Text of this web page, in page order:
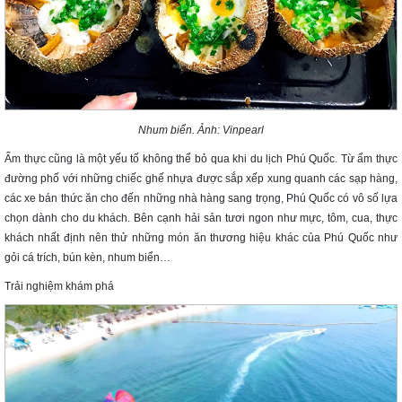
Nhum biển. Ảnh: Vinpearl
Ẩm thực cũng là một yếu tố không thể bỏ qua khi du lịch Phú Quốc. Từ ẩm thực
đường phố với những chiếc ghế nhựa được sắp xếp xung quanh các sạp hàng,
các xe bán thức ăn cho đến những nhà hàng sang trọng, Phú Quốc có vô số lựa
chọn dành cho du khách. Bên cạnh hải sản tươi ngon như mực, tôm, cua, thực
khách nhất định nên thử những món ăn thương hiệu khác của Phú Quốc như
gỏi cá trích, bún kèn, nhum biển…
Trải nghiệm khám phá